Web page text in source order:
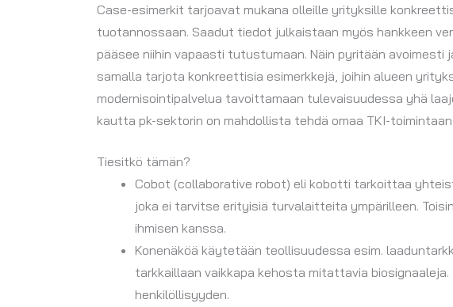
Case-esimerkit tarjoavat mukana olleille yrityksille
tuotannossaan. Saadut tiedot julkaistaan myös hankkeen
pääsee niihin vapaasti tutustumaan. Näin pyritään
samalla tarjota konkreettisia esimerkkejä, joihin alueen
modernisointipalvelua tavoittamaan tulevaisuudessa yhä
kautta pk-sektorin on mahdollista tehdä omaa TKI-
Tiesitkö tämän?
Cobot (collaborative robot) eli kobotti tarkoittaa
joka ei tarvitse erityisiä turvalaitteita ympärilleen.
ihmisen kanssa.
Konenäköä käytetään teollisuudessa esim.
tarkkaillaan vaikkapa kehosta mitattavia
henkilöllisyyden.